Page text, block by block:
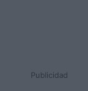
Publicidad